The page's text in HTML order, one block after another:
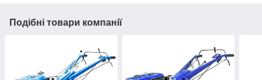
Подібні товари компанії